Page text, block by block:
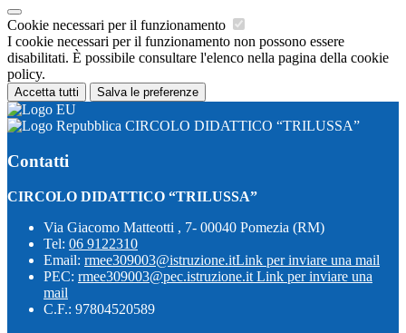
Cookie necessari per il funzionamento
I cookie necessari per il funzionamento non possono essere
disabilitati. È possibile consultare l'elenco nella pagina della cookie
policy.
Accetta tutti Salva le preferenze
CIRCOLO DIDATTICO “TRILUSSA”
Contatti
CIRCOLO DIDATTICO “TRILUSSA”
Via Giacomo Matteotti , 7- 00040 Pomezia (RM)
Tel: 06 9122310
Email: rmee309003@istruzione.itLink per inviare una mail
PEC: rmee309003@pec.istruzione.it Link per inviare una
mail
C.F.: 97804520589